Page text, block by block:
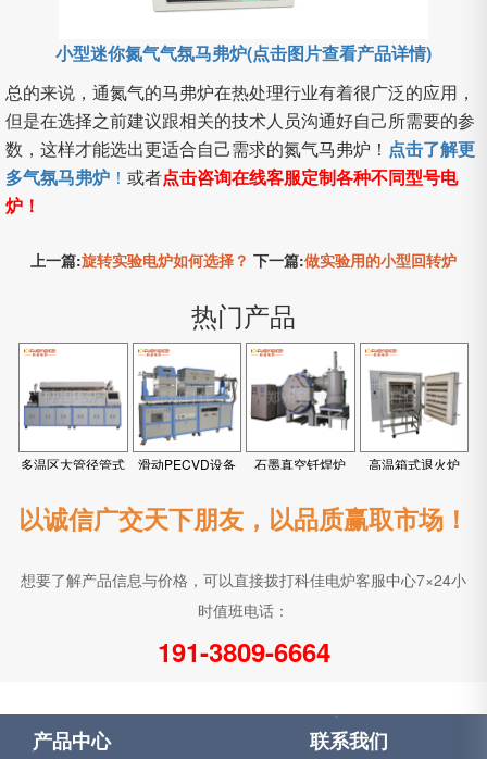
小型迷你氮气气氛马弗炉(点击图片查看产品详情)
总的来说，通氮气的马弗炉在热处理行业有着很广泛的应用，
但是在选择之前建议跟相关的技术人员沟通好自己所需要的参
数，这样才能选出更适合自己需求的氮气马弗炉！ 点击了解更
多气氛马弗炉 ！ 或者点击咨询在线客服定制各种不同型号电
炉！
上一篇:旋转实验电炉如何选择？ 下一篇:做实验用的小型回转炉
热门产品
多温区大管径管式
滑动PECVD设备 石墨真空钎焊炉 高温箱式退火炉
以诚信广交天下朋友，以品质赢取市场！
想要了解产品信息与价格，可以直接拨打科佳电炉客服中心7×24小
时值班电话：
191-3809-6664
产品中心 联系我们